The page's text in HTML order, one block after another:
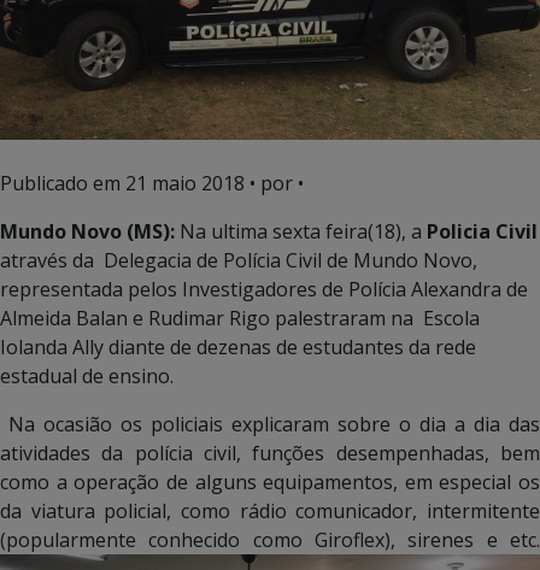
Publicado em 21 maio 2018 • por •
Mundo Novo (MS): Na ultima sexta feira(18), a Policia Civil
através da Delegacia de Polícia Civil de Mundo Novo,
representada pelos Investigadores de Polícia Alexandra de
Almeida Balan e Rudimar Rigo palestraram na Escola
Iolanda Ally diante de dezenas de estudantes da rede
estadual de ensino.
Na ocasião os policiais explicaram sobre o dia a dia das
atividades da polícia civil, funções desempenhadas, bem
como a operação de alguns equipamentos, em especial os
da viatura policial, como rádio comunicador, intermitente
(popularmente conhecido como Giroflex), sirenes e etc.